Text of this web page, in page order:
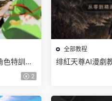
特訓班
2
全部教程
绯紅天尊AI漫劇